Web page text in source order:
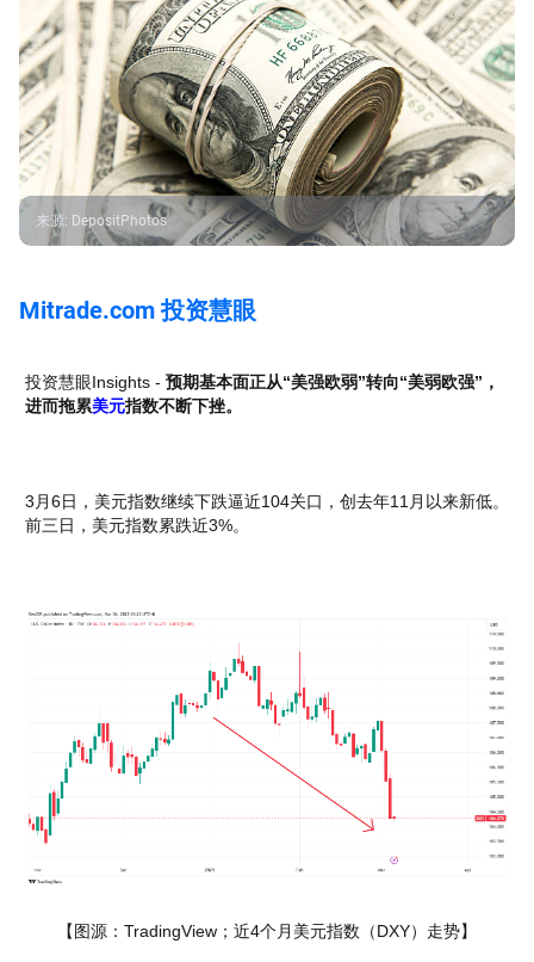
来源: DepositPhotos
Mitrade.com 投资慧眼
投资慧眼Insights - 预期基本面正从“美强欧弱”转向“美弱欧强”，
进而拖累美元指数不断下挫。
3月6日，美元指数继续下跌逼近104关口，创去年11月以来新低。
前三日，美元指数累跌近3%。
【图源：TradingView；近4个月美元指数（DXY）走势】